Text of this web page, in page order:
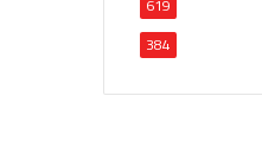
619
384